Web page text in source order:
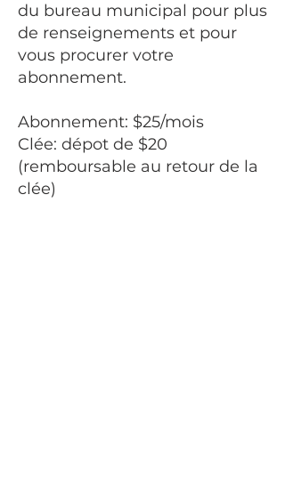
du bureau municipal pour plus
de renseignements et pour
vous procurer votre
abonnement.
Abonnement: $25/mois
Clée: dépot de $20
(remboursable au retour de la
clée)